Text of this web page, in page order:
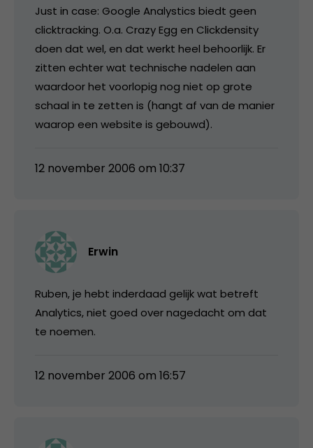
Just in case: Google Analystics biedt geen
clicktracking. O.a. Crazy Egg en Clickdensity
doen dat wel, en dat werkt heel behoorlijk. Er
zitten echter wat technische nadelen aan
waardoor het voorlopig nog niet op grote
schaal in te zetten is (hangt af van de manier
waarop een website is gebouwd).
12 november 2006 om 10:37
Erwin
Ruben, je hebt inderdaad gelijk wat betreft
Analytics, niet goed over nagedacht om dat
te noemen.
12 november 2006 om 16:57